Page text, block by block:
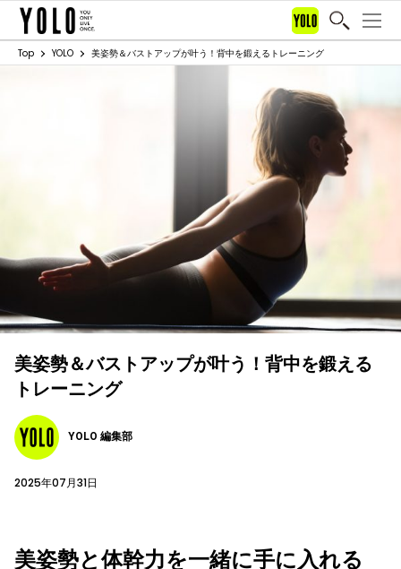
Top YOLO 美姿勢＆バストアップが叶う！背中を鍛えるトレーニング
美姿勢＆バストアップが叶う！背中を鍛える
トレーニング
YOLO 編集部
2025年07月31日
美姿勢と体幹力を一緒に手に入れる